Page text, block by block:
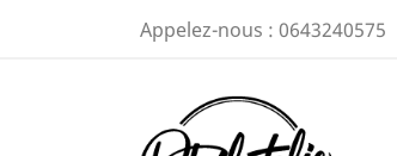
Appelez-nous : 0643240575